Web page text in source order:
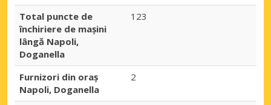
Total puncte de
închiriere de mașini
lângă Napoli,
Doganella
123
Furnizori din oraș
Napoli, Doganella
2